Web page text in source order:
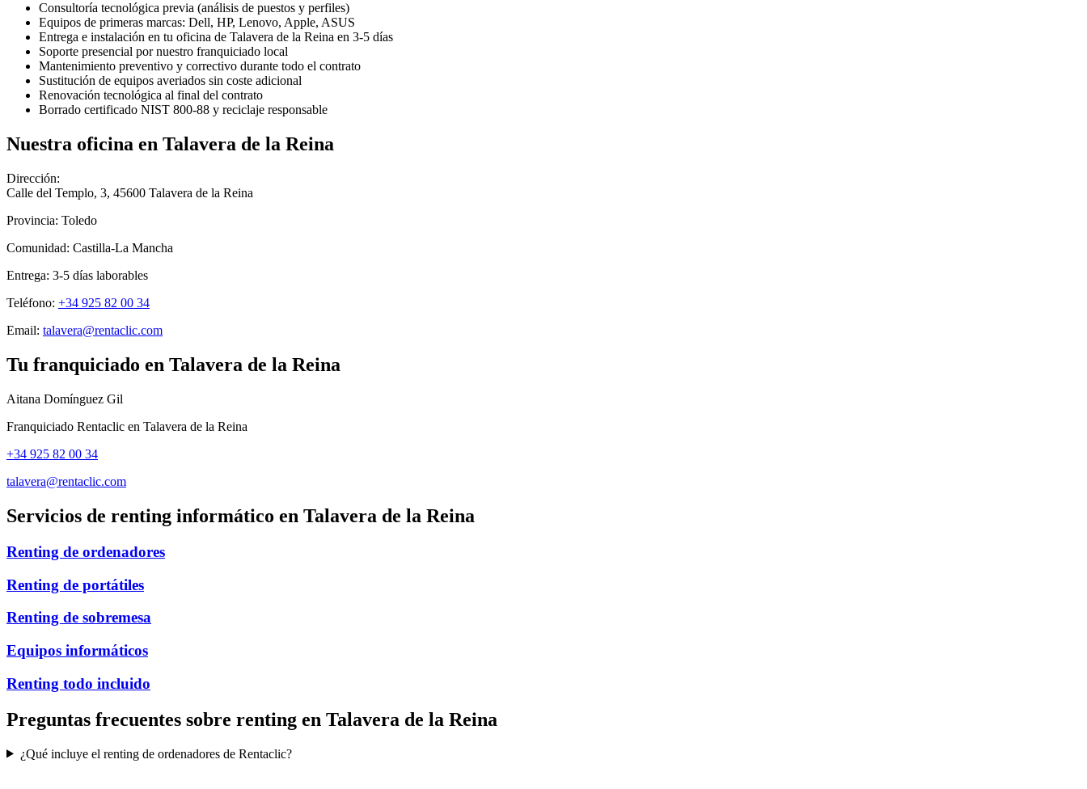
Consultoría tecnológica previa (análisis de puestos y perfiles)
Equipos de primeras marcas: Dell, HP, Lenovo, Apple, ASUS
Entrega e instalación en tu oficina de Talavera de la Reina en 3-5 días
Soporte presencial por nuestro franquiciado local
Mantenimiento preventivo y correctivo durante todo el contrato
Sustitución de equipos averiados sin coste adicional
Renovación tecnológica al final del contrato
Borrado certificado NIST 800-88 y reciclaje responsable
Nuestra oficina en Talavera de la Reina
Dirección:
Calle del Templo, 3, 45600 Talavera de la Reina
Provincia: Toledo
Comunidad: Castilla-La Mancha
Entrega: 3-5 días laborables
Teléfono: +34 925 82 00 34
Email: talavera@rentaclic.com
Tu franquiciado en Talavera de la Reina
Aitana Domínguez Gil
Franquiciado Rentaclic en Talavera de la Reina
+34 925 82 00 34
talavera@rentaclic.com
Servicios de renting informático en Talavera de la Reina
Renting de ordenadores
Renting de portátiles
Renting de sobremesa
Equipos informáticos
Renting todo incluido
Preguntas frecuentes sobre renting en Talavera de la Reina
¿Qué incluye el renting de ordenadores de Rentaclic?